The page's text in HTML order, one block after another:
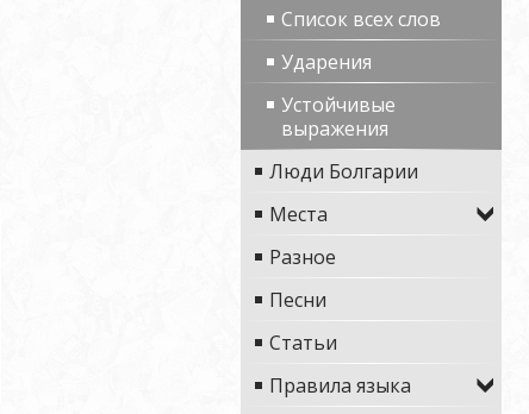
Список всех слов
Ударения
Устойчивые
выражения
Люди Болгарии
Места
Разное
Песни
Статьи
Правила языка